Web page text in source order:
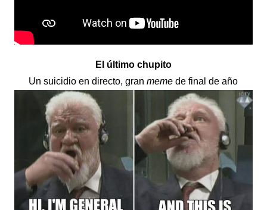
El último chupito
Un suicidio en directo, granmeme de final de año